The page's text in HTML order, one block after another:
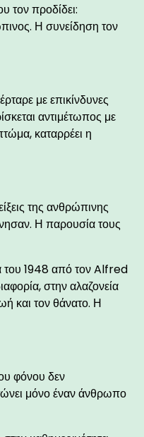
τον προδίδει:
Η συνείδηση τον
με επικίνδυνες
αντιμέτωπος με
καταρρέει η
της ανθρώπινης
Η παρουσία τους
του 1948 από τον Alfred
στην αλαζονεία
και τον θάνατο. Η
φόνου δεν
μόνο έναν άνθρωπο